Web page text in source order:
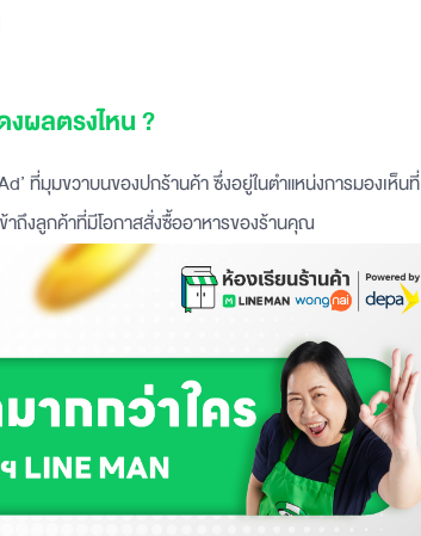
ผลตรงไหน ?
ที่มุมขวาบนของปกร้านค้า ซึ่งอยู่ในตำแหน่งการมองเห็นที่
าถึงลูกค้าที่มีโอกาสสั่งซื้ออาหารของร้านคุณ